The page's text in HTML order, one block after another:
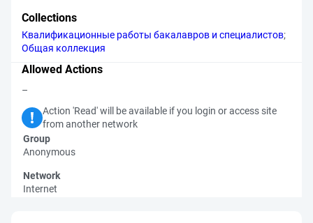
Collections
Квалификационные работы бакалавров и специалистов;
Общая коллекция
Allowed Actions
–
Action 'Read' will be available if you login or access site
from another network
Group
Anonymous
Network
Internet